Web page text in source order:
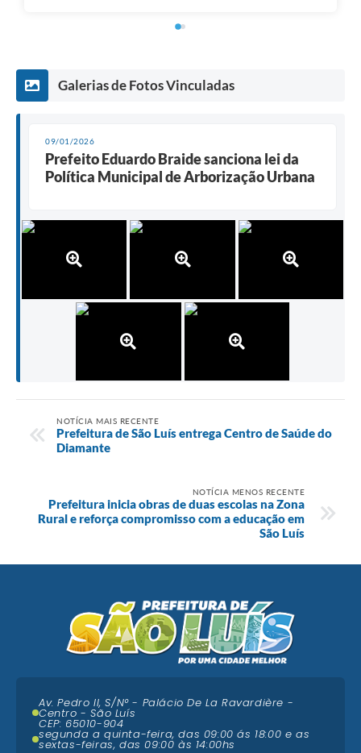
Galerias de Fotos Vinculadas
09/01/2026
Prefeito Eduardo Braide sanciona lei da
Política Municipal de Arborização Urbana
NOTÍCIA MAIS RECENTE
Prefeitura de São Luís entrega Centro de Saúde do
Diamante
NOTÍCIA MENOS RECENTE
Prefeitura inicia obras de duas escolas na Zona
Rural e reforça compromisso com a educação em
São Luís
Av. Pedro II, S/N° - Palácio De La Ravardière -
Centro - São Luís
CEP: 65010-904
segunda a quinta-feira, das 09:00 ás 18:00 e as
sextas-feiras, das 09:00 às 14:00hs